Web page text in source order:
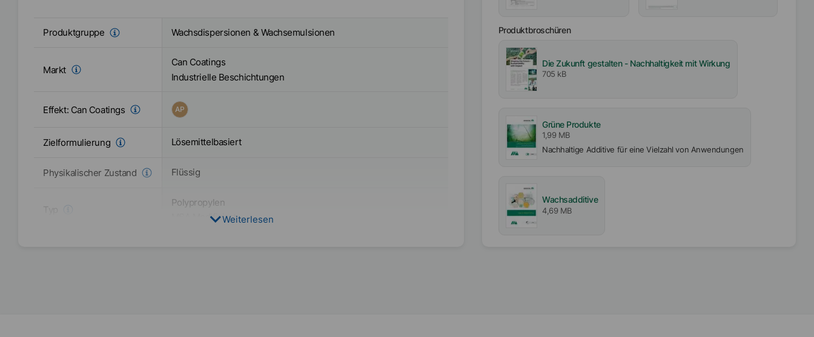
Produktgruppe Wachsdispersionen & Wachsemulsionen
Markt
Can Coatings
Industrielle Beschichtungen
Effekt: Can Coatings AP
Zielformulierung Lösemittelbasiert
Physikalischer Zustand Flüssig
Polypropylen
MSA ModifiziertWeiterlesen
Produktbroschüren
Die Zukunft gestalten - Nachhaltigkeit mit Wirkung
705 kB
Grüne Produkte
1,99 MB
Nachhaltige Additive für eine Vielzahl von Anwendungen
Wachsadditive
4,69 MB